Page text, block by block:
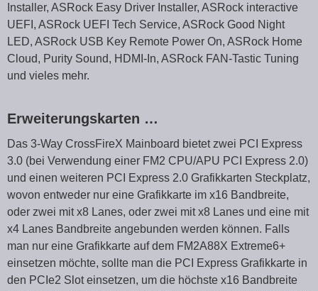
Installer, ASRock Easy Driver Installer, ASRock interactive
UEFI, ASRock UEFI Tech Service, ASRock Good Night
LED, ASRock USB Key Remote Power On, ASRock Home
Cloud, Purity Sound, HDMI-In, ASRock FAN-Tastic Tuning
und vieles mehr.
Erweiterungskarten …
Das 3-Way CrossFireX Mainboard bietet zwei PCI Express
3.0 (bei Verwendung einer FM2 CPU/APU PCI Express 2.0)
und einen weiteren PCI Express 2.0 Grafikkarten Steckplatz,
wovon entweder nur eine Grafikkarte im x16 Bandbreite,
oder zwei mit x8 Lanes, oder zwei mit x8 Lanes und eine mit
x4 Lanes Bandbreite angebunden werden können. Falls
man nur eine Grafikkarte auf dem FM2A88X Extreme6+
einsetzen möchte, sollte man die PCI Express Grafikkarte in
den PCIe2 Slot einsetzen, um die höchste x16 Bandbreite